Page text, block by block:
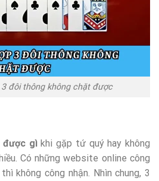
đôi thông không chặt được
được gìkhi gặp tứ quý hay không
Có những website online công
không công nhận. Nhìn chung, 3